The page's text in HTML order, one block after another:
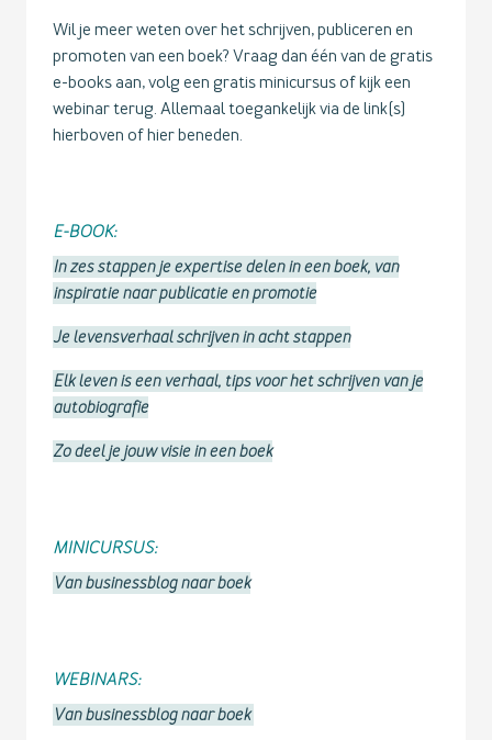
Wil je meer weten over het schrijven, publiceren en
promoten van een boek? Vraag dan één van de gratis
e-books aan, volg een gratis minicursus of kijk een
webinar terug. Allemaal toegankelijk via de link(s)
hierboven of hier beneden.
E-BOOK:
In zes stappen je expertise delen in een boek, van
inspiratie naar publicatie en promotie
Je levensverhaal schrijven in acht stappen
Elk leven is een verhaal, tips voor het schrijven van je
autobiografie
Zo deel je jouw visie in een boek
MINICURSUS:
Van businessblog naar boek
WEBINARS:
Van businessblog naar boek